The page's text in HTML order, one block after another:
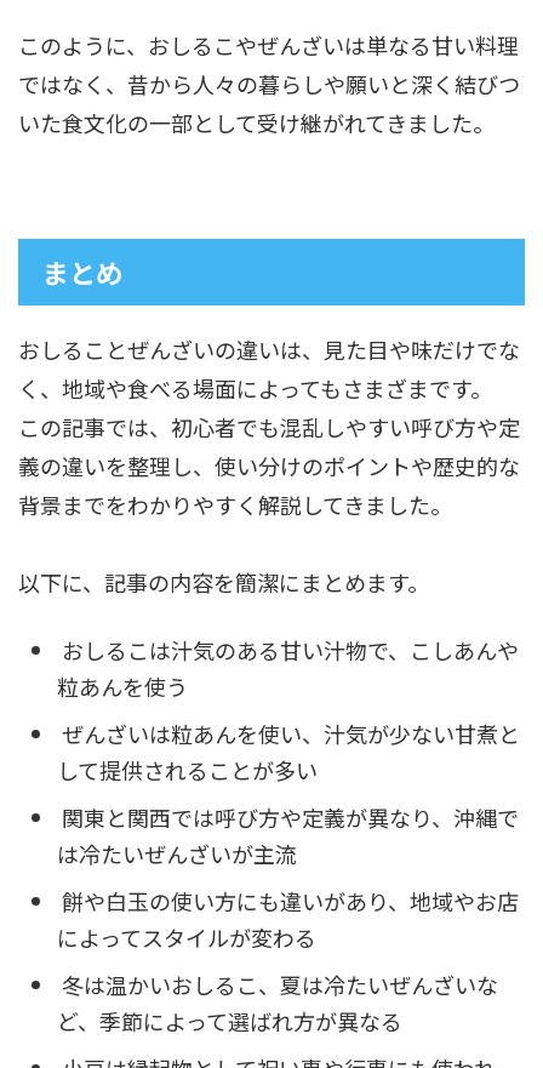
このように、おしるこやぜんざいは単なる甘い料理
ではなく、昔から人々の暮らしや願いと深く結びつ
いた食文化の一部として受け継がれてきました。
まとめ
おしることぜんざいの違いは、見た目や味だけでな
く、地域や食べる場面によってもさまざまです。
この記事では、初心者でも混乱しやすい呼び方や定
義の違いを整理し、使い分けのポイントや歴史的な
背景までをわかりやすく解説してきました。
以下に、記事の内容を簡潔にまとめます。
おしるこは汁気のある甘い汁物で、こしあんや
粒あんを使う
ぜんざいは粒あんを使い、汁気が少ない甘煮と
して提供されることが多い
関東と関西では呼び方や定義が異なり、沖縄で
は冷たいぜんざいが主流
餅や白玉の使い方にも違いがあり、地域やお店
によってスタイルが変わる
冬は温かいおしるこ、夏は冷たいぜんざいな
ど、季節によって選ばれ方が異なる